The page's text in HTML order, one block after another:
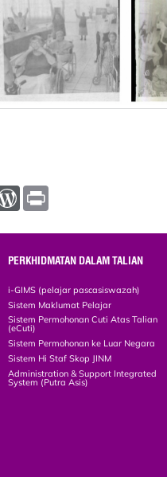
W
d
r
e
s
n
PERKHIDMATAN DALAM TALIAN
i-GIMS (pelajar pascasiswazah)
Sistem Maklumat Pelajar
Sistem Permohonan Cuti Atas Talian
(eCuti)
Sistem Permohonan ke Luar Negara
Sistem Hi Staf Skop JINM
Administration & Support Integrated
System (Putra Asis)